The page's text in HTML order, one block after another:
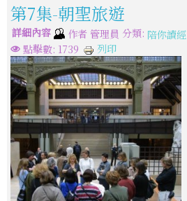
第7集-朝聖旅遊
詳細內容 作者 管理員 分類: 陪你讀經
點擊數: 1739
列印